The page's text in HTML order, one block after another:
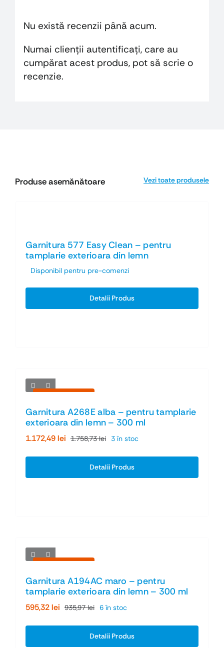
Nu există recenzii până acum.
Numai clienții autentificați, care au
cumpărat acest produs, pot să scrie o
recenzie.
Produse asemănătoare Vezi toate produsele
Garnitura 577 Easy Clean – pentru
tamplarie exterioara din lemn
Disponibil pentru pre-comenzi
Detalii Produs
Economiseşti 33%
Garnitura A268E alba – pentru tamplarie
exterioara din lemn – 300 ml
1.758,73leiPrețul
inițial
a
fost:
1.172,49lei
Prețul
curent
este:
1.172,49 lei.
3 în stoc
Detalii Produs
Economiseşti 36%
Garnitura A194AC maro – pentru
tamplarie exterioara din lemn – 300 ml
935,97leiPrețul
inițial
a
fost:
595,32lei
Prețul
curent
este:
595,32 lei.
6 în stoc
Detalii Produs